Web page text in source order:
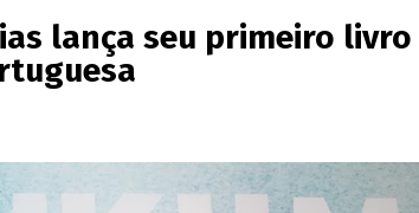
lança seu primeiro livro